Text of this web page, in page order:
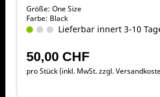
Größe: One Size
Farbe: Black
Lieferbar innert 3-10
50,00 CHF
pro Stück (inkl. MwSt. zzgl.